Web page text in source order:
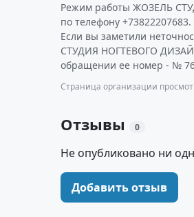
Режим работы ЖОЗЕЛЬ
по телефону +73822207683.
Если вы заметили
СТУДИЯ НОГТЕВОГО
обращении ее номер - №
Страница организации
Отзывы 0
Не опубликовано ни
Добавить отзыв